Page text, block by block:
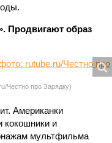
Продвигают образ
Честно про Зарядку)
Американки
и
мультфильма